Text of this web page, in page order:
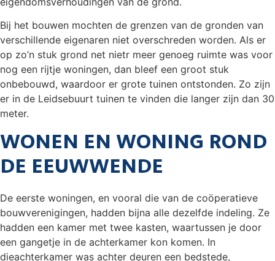
Bij het bouwen mochten de grenzen van de gronden van
verschillende eigenaren niet overschreden worden. Als er
op zo’n stuk grond net nietr meer genoeg ruimte was voor
nog een rijtje woningen, dan bleef een groot stuk
onbebouwd, waardoor er grote tuinen ontstonden. Zo zijn
er in de Leidsebuurt tuinen te vinden die langer zijn dan 30
meter.
WONEN EN WONING ROND
DE EEUWWENDE
De eerste woningen, en vooral die van de coöperatieve
bouwverenigingen, hadden bijna alle dezelfde indeling. Ze
hadden een kamer met twee kasten, waartussen je door
een gangetje in de achterkamer kon komen. In
dieachterkamer was achter deuren een bedstede,